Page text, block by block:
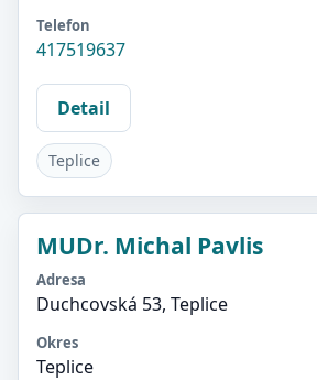
Telefon
417519637
Detail
Teplice
MUDr. Michal Pavlis
Adresa
Duchcovská 53, Teplice
Okres
Teplice